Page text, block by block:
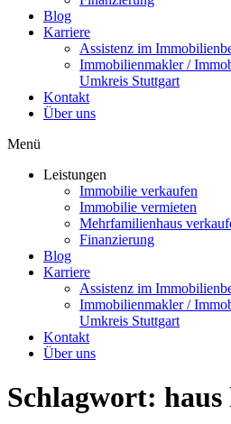
Blog
Karriere
Assistenz im
Immobilienmakler /
Umkreis Stuttgart
Kontakt
Über uns
Menü
Leistungen
Immobilie verkaufen
Immobilie vermieten
Mehrfamilienhaus
Finanzierung
Blog
Karriere
Assistenz im
Immobilienmakler /
Umkreis Stuttgart
Kontakt
Über uns
Schlagwort: